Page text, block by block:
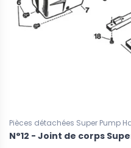
Pièces détachées Super Pump
N°12 - Joint de corps